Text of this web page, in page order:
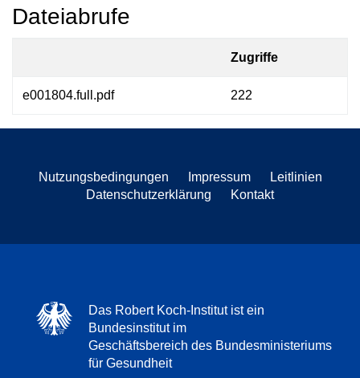
Dateiabrufe
Zugriffe
e001804.full.pdf 222
Nutzungsbedingungen Impressum
Leitlinien
Datenschutzerklärung
Kontakt
Das Robert Koch-Institut ist ein
Bundesinstitut im
Geschäftsbereich des Bundesministeriums
für Gesundheit